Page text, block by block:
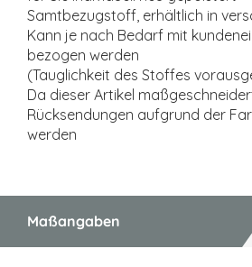
Samtbezugstoff, erhältlich in
Kann je nach Bedarf mit
bezogen werden
(Tauglichkeit des Stoffes
Da dieser Artikel
Rücksendungen aufgrund der
werden
Maßangaben